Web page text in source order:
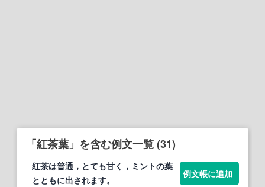
「紅茶葉」を含む例文一覧 (31)
紅茶は普通，とても甘く，ミントの葉
とともに出されます。
例文帳に追加